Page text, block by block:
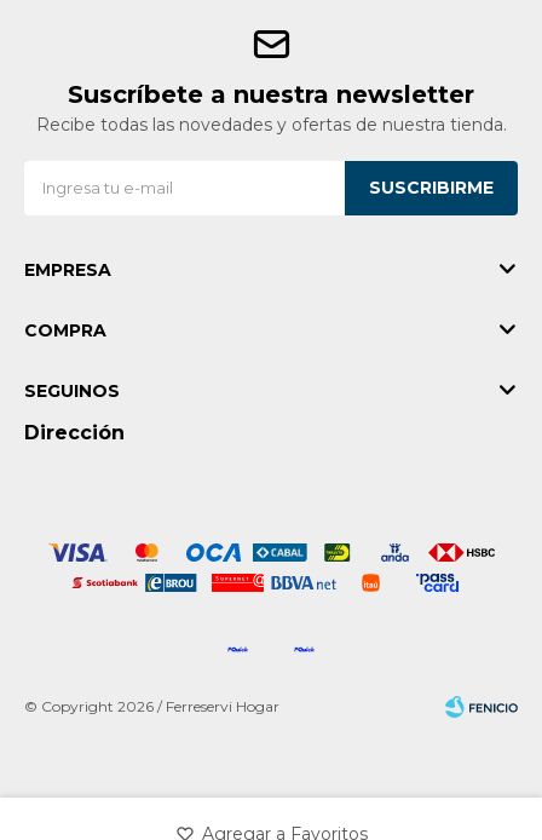
Suscríbete a nuestra newsletter
Recibe todas las novedades y ofertas de nuestra tienda.
SUSCRIBIRME
EMPRESA
COMPRA
Dirección
SEGUINOS
© Copyright 2026 / Ferreservi Hogar